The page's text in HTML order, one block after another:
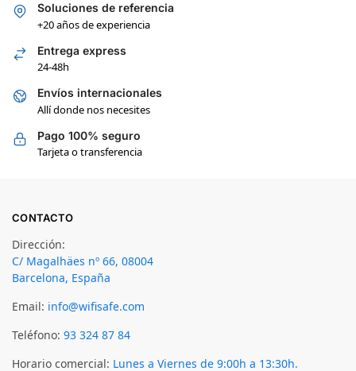
Soluciones de referencia
+20 años de experiencia
Entrega express
24-48h
Envíos internacionales
Allí donde nos necesites
Pago 100% seguro
Tarjeta o transferencia
CONTACTO
Dirección:
C/ Magalhäes nº 66, 08004
Barcelona, España
Email: info@wifisafe.com
Teléfono: 93 324 87 84
Horario comercial: Lunes a Viernes de 9:00h a 13:30h.